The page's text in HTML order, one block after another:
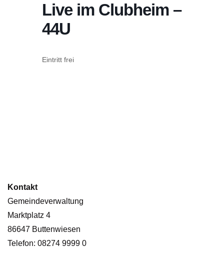
Live im Clubheim –
44U
Eintritt frei
Kontakt
Gemeindeverwaltung
Marktplatz 4
86647 Buttenwiesen
Telefon: 08274 9999 0